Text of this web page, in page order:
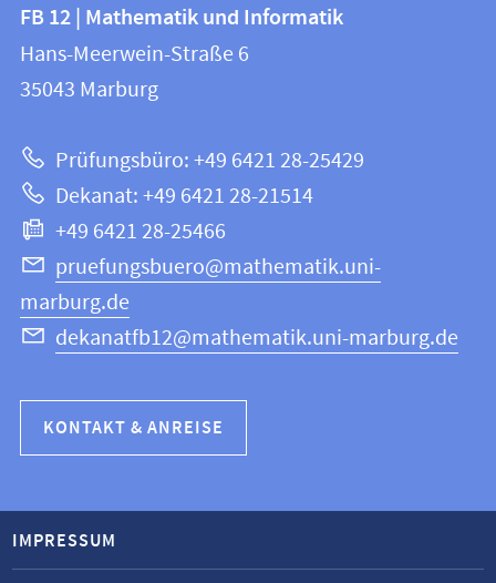
und
Informationen
Website
FB
12
|
und
Informatik
FB 12 | Mathematik und Informatik
Hans-Meerwein-Straße 6
35043 Marburg
Prüfungsbüro: +49 6421 28-25429
Dekanat: +49 6421 28-21514
+49 6421 28-25466
pruefungsbuero@mathematik.uni-
marburg.de
dekanatfb12@mathematik.uni-marburg.de
KONTAKT & ANREISE
IMPRESSUM